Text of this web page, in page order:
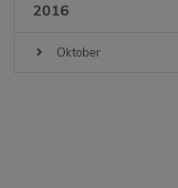
2016
Oktober